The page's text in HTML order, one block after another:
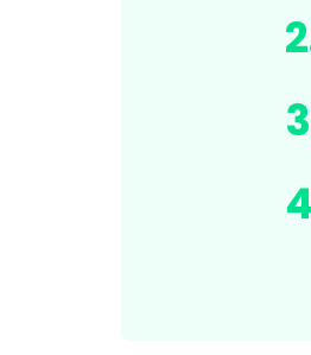
2
3
4